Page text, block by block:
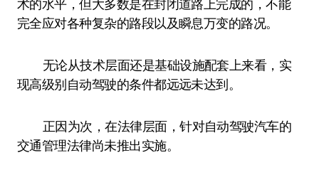
术的水平，但大多数是在封闭道路上完成的，不能
完全应对各种复杂的路段以及瞬息万变的路况。
无论从技术层面还是基础设施配套上来看，实
现高级别自动驾驶的条件都远远未达到。
正因为次，在法律层面，针对自动驾驶汽车的
交通管理法律尚未推出实施。